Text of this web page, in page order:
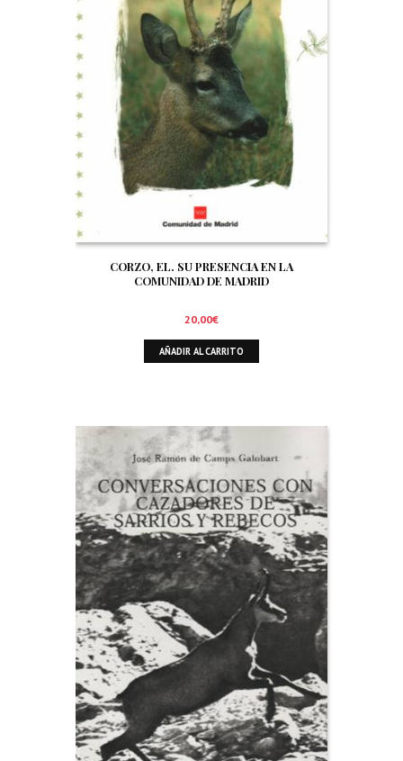
CORZO, EL. SU PRESENCIA EN LA
COMUNIDAD DE MADRID
20,00€
AÑADIR AL CARRITO